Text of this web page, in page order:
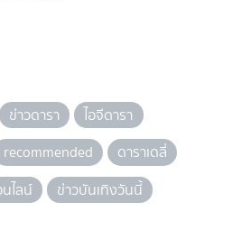
ข่าวดารา
ไอจีดารา
recommended
ดาราเดลี่
ไลน์ ข่าวบันเทิงวันนี้